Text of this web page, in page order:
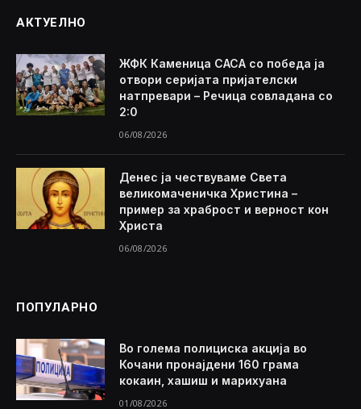
АКТУЕЛНО
ЖФК Каменица САСА со победа ја
отвори серијата пријателски
натпревари – Речица совладана со
2:0
06/08/2026
Денес ја чествуваме Света
великомаченичка Христина –
пример за храброст и верност кон
Христа
06/08/2026
ПОПУЛАРНО
Во голема полициска акција во
Кочани пронајдени 160 грама
кокаин, хашиш и марихуана
01/08/2026